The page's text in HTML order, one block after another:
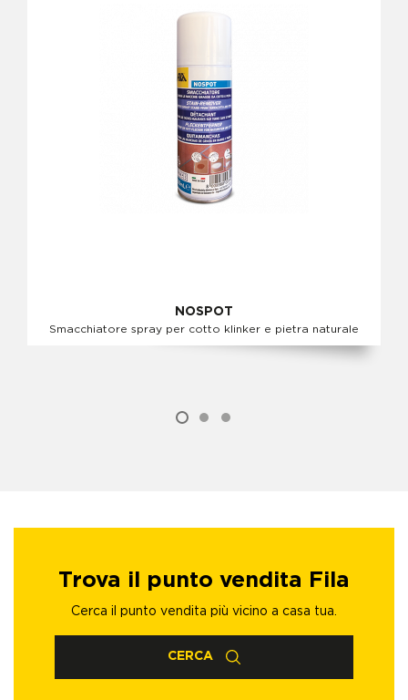
NOSPOT
Smacchiatore spray per cotto klinker e pietra naturale
Trova il punto vendita Fila
Cerca il punto vendita più vicino a casa tua.
CERCA